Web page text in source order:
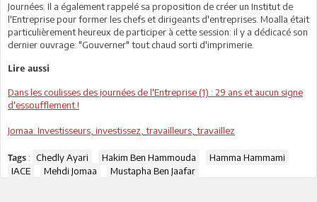
Journées. Il a également rappelé sa proposition de créer un Institut de
l'Entreprise pour former les chefs et dirigeants d'entreprises. Moalla était
particulièrement heureux de participer à cette session: il y a dédicacé son
dernier ouvrage: "Gouverner" tout chaud sorti d'imprimerie.
Lire aussi
Dans les coulisses des journées de l'Entreprise (1) : 29 ans et aucun signe
d'essoufflement !
Jomaa: Investisseurs, investissez, travailleurs, travaillez
Tags : Chedly Ayari Hakim Ben Hammouda
Hamma Hammami
IACE
Mehdi Jomaa Mustapha Ben Jaafar